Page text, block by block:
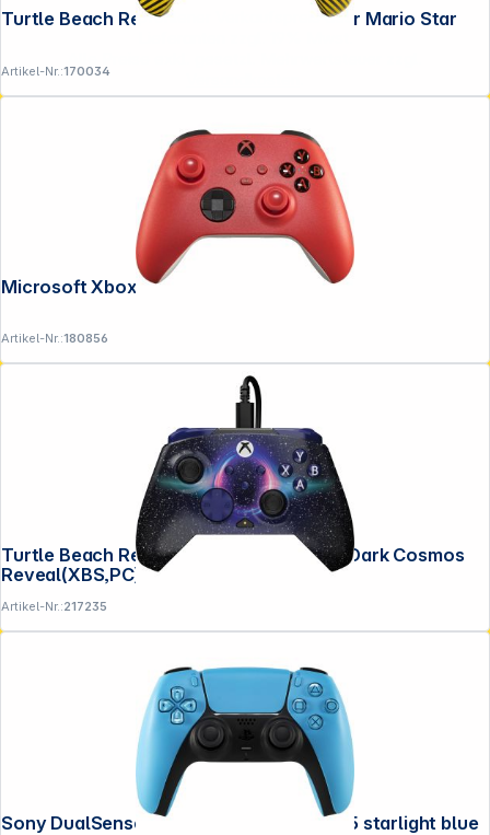
Turtle Beach Rematch Wireless NS Super Mario Star
Artikel-Nr.:170034
Artikel-Nr.:180856
Turtle Beach Rematch Advanced Wired Dark Cosmos
Reveal(XBS,PC)
Artikel-Nr.:217235
Sony DualSense Wireless Controller PS5 starlight blue
**EVP = Empfohlener Verkaufspreis des Herstellers /